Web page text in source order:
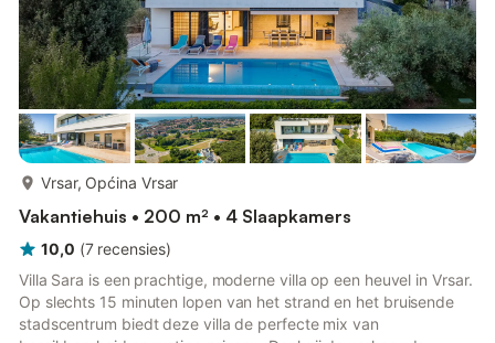
Vrsar, Općina Vrsar
Vakantiehuis • 200 m² • 4 Slaapkamers
10,0 (7 recensies)
Villa Sara is een prachtige, moderne villa op een heuvel in Vrsar.
Op slechts 15 minuten lopen van het strand en het bruisende
stadscentrum biedt deze villa de perfecte mix van